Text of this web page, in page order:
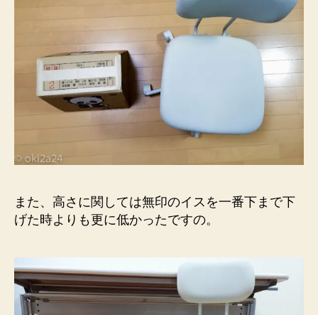
また、高さに関しては無印のイスを一番下まで下
げた時よりも更に低かったですの。